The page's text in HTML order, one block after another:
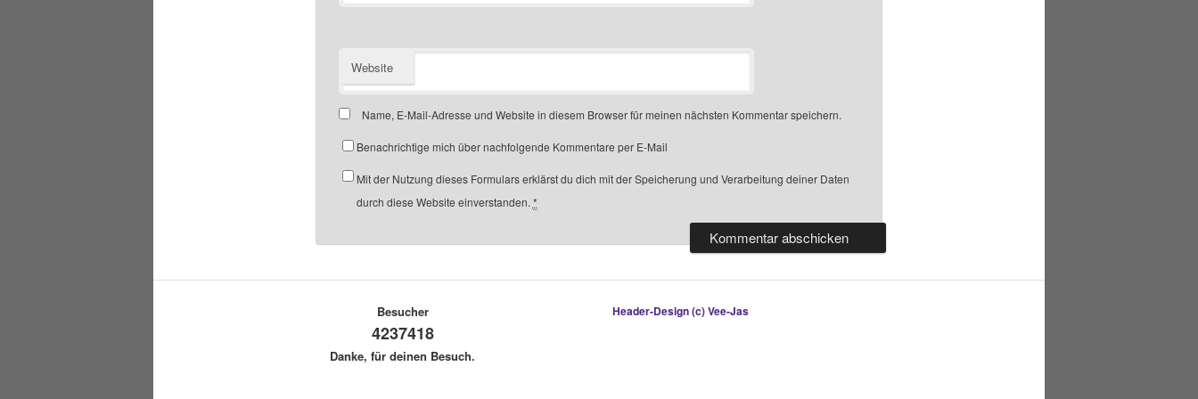
Website
Name, E-Mail-Adresse und Website in diesem Browser für meinen nächsten Kommentar speichern.
Benachrichtige mich über nachfolgende Kommentare per E-Mail
Mit der Nutzung dieses Formulars erklärst du dich mit der Speicherung und Verarbeitung deiner Daten
durch diese Website einverstanden. *
Besucher
4237418
Danke, für deinen Besuch.
Header-Design (c) Vee-Jas